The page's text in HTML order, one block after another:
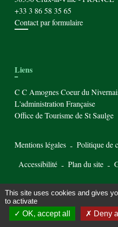
+33 3 86 58 35 65
Contact par formulaire
Liens
C C Amognes Coeur du
L'administration Française
Office de Tourisme de St Saulge
Mentions légales - Politique de
Accessibilité - Plan du site -
Site créé en partenariat
This site uses cookies and gives
to activate
OK, accept all
Deny